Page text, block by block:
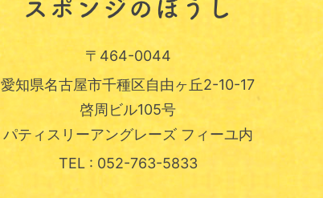
〒464-0044
愛知県名古屋市千種区自由ヶ丘2-10-17
啓周ビル105号
パティスリーアングレーズ フィーユ内
TEL : 052-763-5833